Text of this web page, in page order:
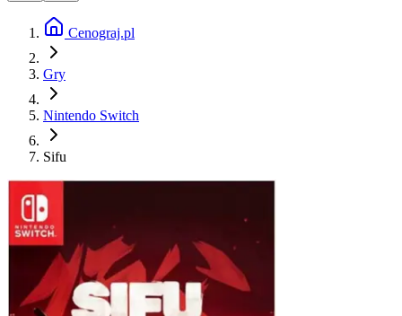
Cenograj.pl
Gry
Nintendo Switch
Sifu